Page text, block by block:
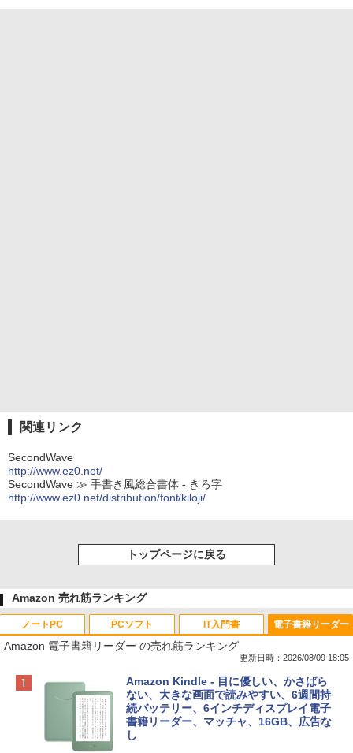
関連リンク
SecondWave
http://www.ez0.net/
SecondWave ≫ 手書き風総合書体 - きろ字
http://www.ez0.net/distribution/font/kiloji/
トップページに戻る
Amazon 売れ筋ランキング
ノートPC
Apple 2026 MacBook Neo A18 Proチッ
プ搭載13インチノートブック：AIとAppl
e Intelligenceのために設計、Liquid Ret
inaディスプレイ、8GBユニファイドメモ
リ、256GB SSDストレージ、1080p Fac
PCソフト
Robloxギフトカード - 800 Robux 【限
定バーチャルアイテムを含む】 【オンラ
インゲームコード】 ロブロックス | オン
ラインコード版
IT入門書
生成AIパスポート公式テキスト 第４版
￥1,766
電子書籍リーダー
Amazon 電子書籍リーダー の売れ筋ランキング
更新日時：2026/08/09 18:05
Amazon Kindle - 目に優しい、かさばら
ない、大きな画面で読みやすい、6週間持
続バッテリー、6インチディスプレイ電子
書籍リーダー、マッチャ、16GB、広告な
し